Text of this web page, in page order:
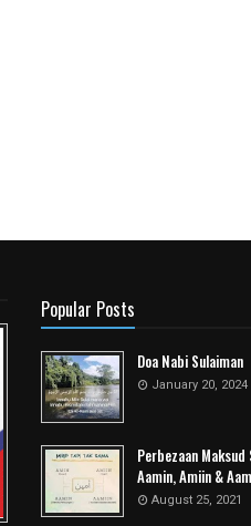
Popular Posts
Doa Nabi Sulaiman
January 20, 2024
Perbezaan
Aamin, Amiin &
August 25, 2021